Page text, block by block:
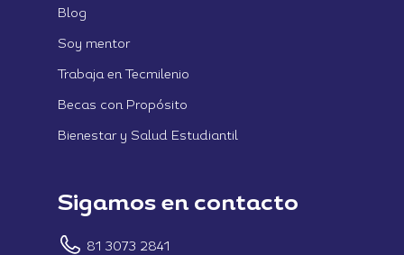
Blog
Soy mentor
Trabaja en Tecmilenio
Becas con Propósito
Bienestar y Salud Estudiantil
Sigamos en contacto
81 3073 2841